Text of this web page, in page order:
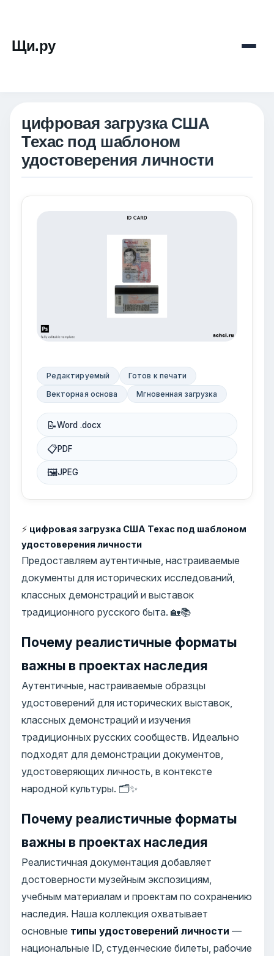
Щи.ру
цифровая загрузка США
Техас под шаблоном
удостоверения личности
Редактируемый
Готов к печати
Векторная основа
Мгновенная загрузка
📝Word .docx
📋PDF
🖼JPEG
⚡ цифровая загрузка США Техас под шаблоном
удостоверения личности
Предоставляем аутентичные, настраиваемые
документы для исторических исследований,
классных демонстраций и выставок
традиционного русского быта. 🏡📚
Почему реалистичные форматы
важны в проектах наследия
Аутентичные, настраиваемые образцы
удостоверений для исторических выставок,
классных демонстраций и изучения
традиционных русских сообществ. Идеально
подходят для демонстрации документов,
удостоверяющих личность, в контексте
народной культуры. 🗂️✨
Почему реалистичные форматы
важны в проектах наследия
Реалистичная документация добавляет
достоверности музейным экспозициям,
учебным материалам и проектам по сохранению
наследия. Наша коллекция охватывает
основные типы удостоверений личности —
национальные ID, студенческие билеты, рабочие